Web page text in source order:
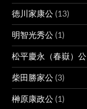
徳川家康公 (13)
明智光秀公 (1)
松平慶永（春嶽）公
柴田勝家公 (3)
榊原康政公 (1)